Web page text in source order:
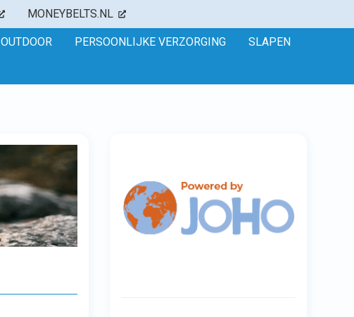
MONEYBELTS.NL
OUTDOOR PERSOONLIJKE VERZORGING SLAPEN